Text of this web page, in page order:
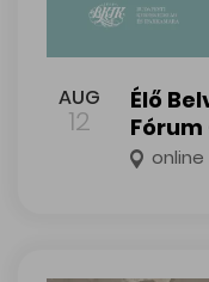
AUG
12
Élő
online